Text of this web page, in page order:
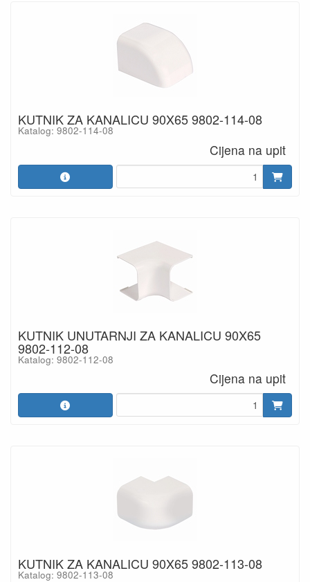
KUTNIK ZA KANALICU 90X65 9802-114-08
Katalog: 9802-114-08
Cijena na upit
KUTNIK UNUTARNJI ZA KANALICU 90X65
9802-112-08
Katalog: 9802-112-08
Cijena na upit
KUTNIK ZA KANALICU 90X65 9802-113-08
Katalog: 9802-113-08